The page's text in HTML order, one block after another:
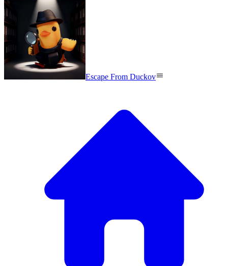
Escape From Duckov